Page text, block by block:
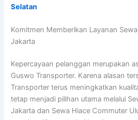
Selatan
Komitmen Memberikan Layanan
Jakarta
Kepercayaan pelanggan merupakan
Guswo Transporter. Karena alasan
Transporter terus meningkatkan
tetap menjadi pilihan utama melalui
Jakarta dan Sewa Hiace Commuter